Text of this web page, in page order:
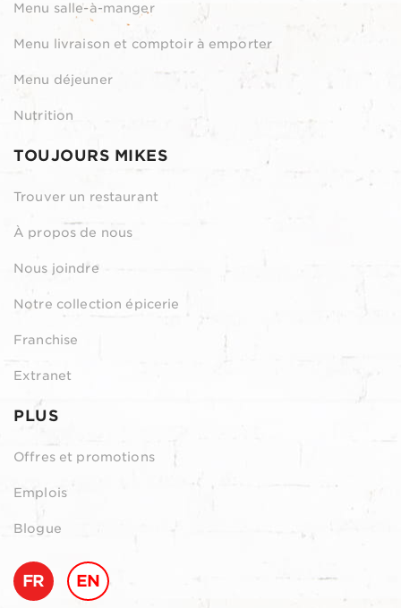
Menu salle-à-manger
Menu livraison et comptoir à emporter
Menu déjeuner
Nutrition
TOUJOURS MIKES
Trouver un restaurant
À propos de nous
Nous joindre
Notre collection épicerie
Franchise
Extranet
PLUS
Offres et promotions
Emplois
Blogue
FR EN